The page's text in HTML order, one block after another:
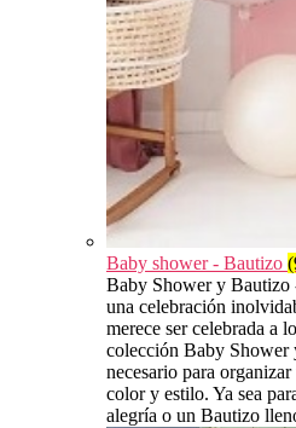
Baby shower - Bautizo
Baby Shower y Bautizo
una celebración
merece ser celebrada a
colección Baby Shower
necesario para
color y estilo. Ya sea
alegría o un Bautizo